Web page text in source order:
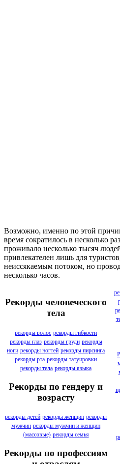
Возможно, именно по этой
время сократилось в несколько
проживало несколько тысяч
привлекателен лишь для
неиссякаемым потоком, но
несколько часов.
Рекорды человеческого
тела
рекорды волос рекорды гибкости
рекорды глаз рекорды груди рекорды
ноги рекорды ногтей рекорды пирсинга
рекорды рта рекорды татуировки
рекорды тела рекорды языка
Рекорды по гендеру и
возрасту
рекорды детей рекорды женщин рекорды
мужчин рекорды мужчин и женщин
(массовые) рекорды семья
Рекорды по профессиям